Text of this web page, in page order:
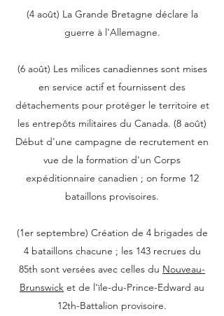
(4 août) La Grande Bretagne déclare la
guerre à l'Allemagne.
(6 août) Les milices canadiennes sont mises
en service actif et fournissent des
détachements pour protéger le territoire et
les entrepôts militaires du Canada. (8 août)
Début d'une campagne de recrutement en
vue de la formation d'un Corps
expéditionnaire canadien ; on forme 12
bataillons provisoires.
(1er septembre) Création de 4 brigades de
4 bataillons chacune ; les 143 recrues du
85th sont versées avec celles du Nouveau-
Brunswick et de l'ïle-du-Prince-Edward au
12th-Battalion provisoire.